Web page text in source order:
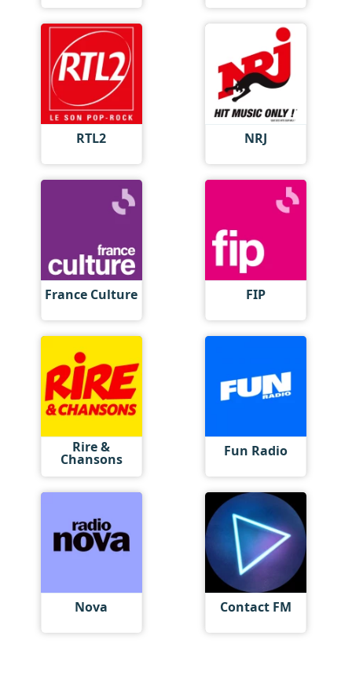
RTL2 NRJ
France Culture FIP
Rire &
Chansons Fun Radio
Nova Contact FM